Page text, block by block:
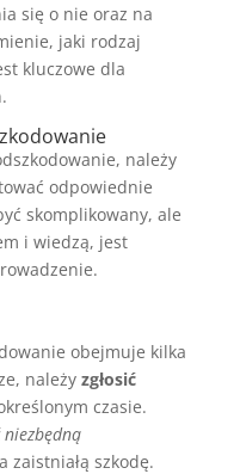
się o nie oraz na
jaki rodzaj
kluczowe dla
należy
odpowiednie
skomplikowany, ale
i wiedzą, jest
obejmuje kilka
należy zgłosić
czasie.
zaistniałą szkodę.